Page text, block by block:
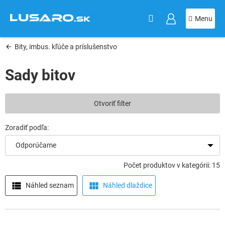
obsah
Bity, imbus. kľúče a príslušenstvo
Sady bitov
Odporúčame
Počet produktov v kategórii: 15
Náhled seznam Náhled dlaždice
Otvoriť filter
V
ý
i
p
o
u
k